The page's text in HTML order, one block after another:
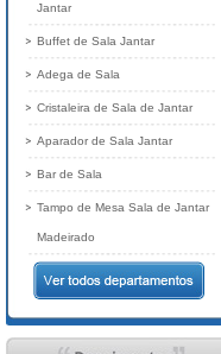
Jantar
Buffet de Sala Jantar
Adega de Sala
Cristaleira de Sala de Jantar
Aparador de Sala Jantar
Bar de Sala
Tampo de Mesa Sala de Jantar
Madeirado